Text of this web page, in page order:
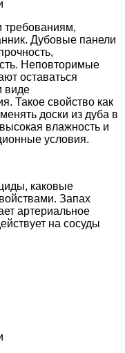
требованиям,
Дубовые панели
Неповторимые
оставаться
виде
Такое свойство как
доски из дуба в
влажность и
условия.
каковые
Запах
артериальное
на сосуды